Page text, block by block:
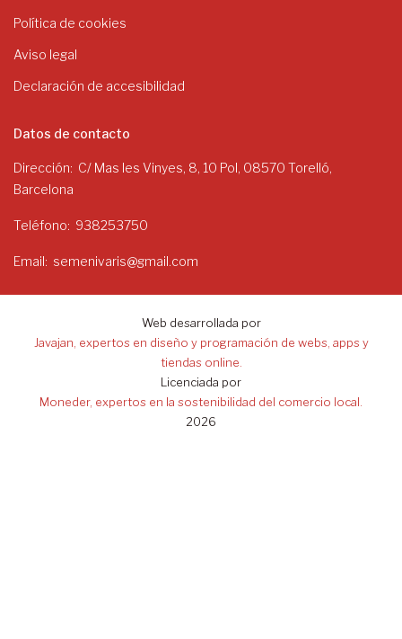
Política de cookies
Aviso legal
Declaración de accesibilidad
Datos de contacto
Dirección
C/ Mas les Vinyes, 8, 10 Pol, 08570 Torelló,
Barcelona
Teléfono 938253750
Email semenivaris@gmail.com
Web desarrollada por
Javajan, expertos en diseño y programación de webs, apps y
tiendas online.
Licenciada por
Moneder, expertos en la sostenibilidad del comercio local.
2026